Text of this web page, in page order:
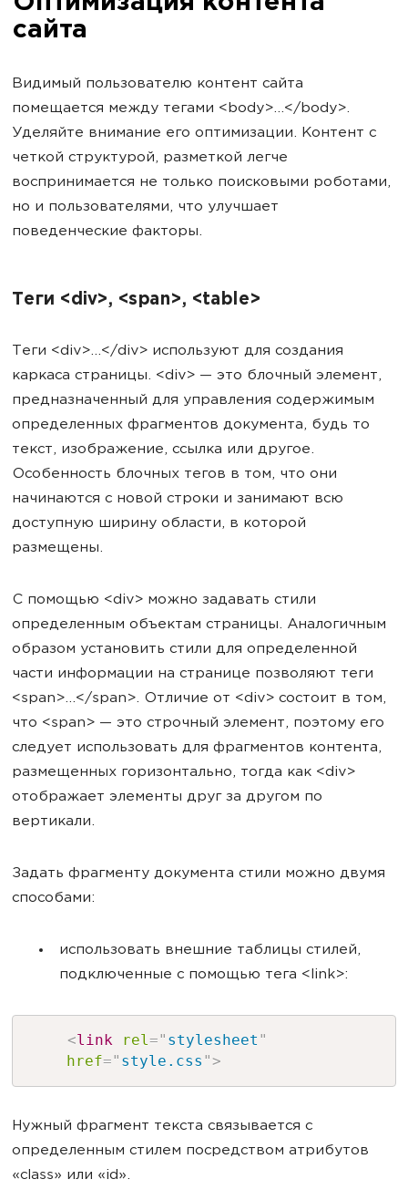
сайта
Видимый пользователю контент сайта
помещается между тегами <body>...</body>.
Уделяйте внимание его оптимизации. Контент с
четкой структурой, разметкой легче
воспринимается не только поисковыми роботами,
но и пользователями, что улучшает
поведенческие факторы.
Теги <div>, <span>, <table>
Теги <div>...</div> используют для создания
каркаса страницы. <div> — это блочный элемент,
предназначенный для управления содержимым
определенных фрагментов документа, будь то
текст, изображение, ссылка или другое.
Особенность блочных тегов в том, что они
начинаются с новой строки и занимают всю
доступную ширину области, в которой
размещены.
С помощью <div> можно задавать стили
определенным объектам страницы. Аналогичным
образом установить стили для определенной
части информации на странице позволяют теги
<span>...</span>. Отличие от <div> состоит в том,
что <span> — это строчный элемент, поэтому его
следует использовать для фрагментов контента,
размещенных горизонтально, тогда как <div>
отображает элементы друг за другом по
вертикали.
Задать фрагменту документа стили можно двумя
способами:
использовать внешние таблицы стилей,
подключенные с помощью тега <link>:
<link rel=" stylesheet "
href=" style.css ">
Нужный фрагмент текста связывается с
определенным стилем посредством атрибутов
«class» или «id».